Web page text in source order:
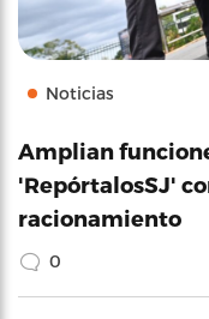
Noticias
Amplian
'RepórtalosSJ'
racionamiento
0